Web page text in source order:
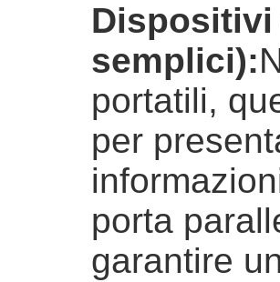
semplici):
portatili,
per
porta
garantire